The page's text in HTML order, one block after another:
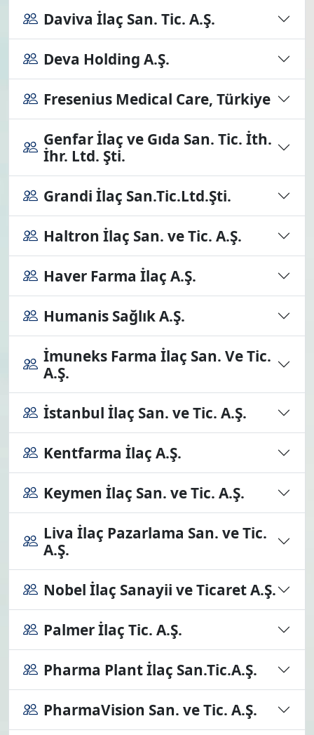
Daviva İlaç San. Tic. A.Ş.
Deva Holding A.Ş.
Fresenius Medical Care, Türkiye
Genfar İlaç ve Gıda San. Tic. İth.
İhr. Ltd. Şti.
Grandi İlaç San.Tic.Ltd.Şti.
Haltron İlaç San. ve Tic. A.Ş.
Haver Farma İlaç A.Ş.
Humanis Sağlık A.Ş.
İmuneks Farma İlaç San. Ve Tic.
A.Ş.
İstanbul İlaç San. ve Tic. A.Ş.
Kentfarma İlaç A.Ş.
Keymen İlaç San. ve Tic. A.Ş.
Liva İlaç Pazarlama San. ve Tic.
A.Ş.
Nobel İlaç Sanayii ve Ticaret A.Ş.
Palmer İlaç Tic. A.Ş.
Pharma Plant İlaç San.Tic.A.Ş.
PharmaVision San. ve Tic. A.Ş.